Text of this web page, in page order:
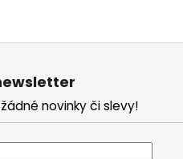
novinky či slevy!